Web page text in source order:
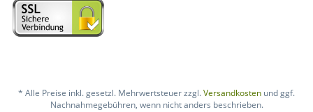
* Alle Preise inkl. gesetzl. Mehrwertsteuer zzgl.Versandkosten und ggf.
Nachnahmegebühren, wenn nicht anders beschrieben.